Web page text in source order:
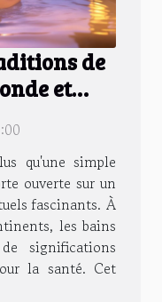
de
et
qu'une simple
ouverte sur un
fascinants. À
les bains
significations
la santé. Cet